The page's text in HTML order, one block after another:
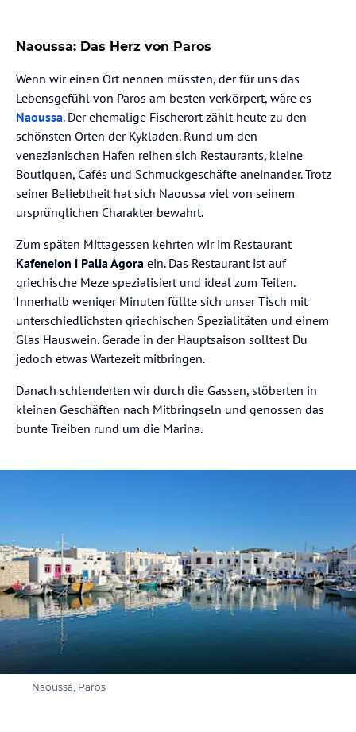
Naoussa: Das Herz von Paros
Wenn wir einen Ort nennen müssten, der für uns das
Lebensgefühl von Paros am besten verkörpert, wäre es
Naoussa. Der ehemalige Fischerort zählt heute zu den
schönsten Orten der Kykladen. Rund um den
venezianischen Hafen reihen sich Restaurants, kleine
Boutiquen, Cafés und Schmuckgeschäfte aneinander. Trotz
seiner Beliebtheit hat sich Naoussa viel von seinem
ursprünglichen Charakter bewahrt.
Zum späten Mittagessen kehrten wir im Restaurant
Kafeneion i Palia Agora ein. Das Restaurant ist auf
griechische Meze spezialisiert und ideal zum Teilen.
Innerhalb weniger Minuten füllte sich unser Tisch mit
unterschiedlichsten griechischen Spezialitäten und einem
Glas Hauswein. Gerade in der Hauptsaison solltest Du
jedoch etwas Wartezeit mitbringen.
Danach schlenderten wir durch die Gassen, stöberten in
kleinen Geschäften nach Mitbringseln und genossen das
bunte Treiben rund um die Marina.
Naoussa, Paros